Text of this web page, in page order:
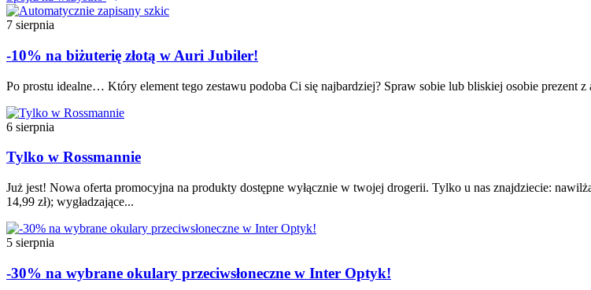
7 sierpnia
-10% na biżuterię złotą w Auri Jubiler!
Po prostu idealne… Który element tego zestawu podoba Ci się najbardziej? Spraw sobie lub bliskiej osobie prezent z
6 sierpnia
Tylko w Rossmannie
Już jest! Nowa oferta promocyjna na produkty dostępne wyłącznie w twojej drogerii. Tylko u nas znajdziecie:
14,99 zł); wygładzające...
5 sierpnia
-30% na wybrane okulary przeciwsłoneczne w Inter Optyk!